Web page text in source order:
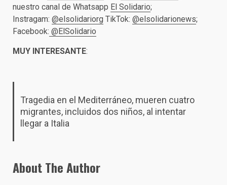
nuestro canal de Whatsapp El Solidario;
Instragam: @elsolidariorg TikTok: @elsolidarionews;
Facebook: @ElSolidario
MUY INTERESANTE:
Tragedia en el Mediterráneo, mueren cuatro
migrantes, incluidos dos niños, al intentar
llegar a Italia
About The Author